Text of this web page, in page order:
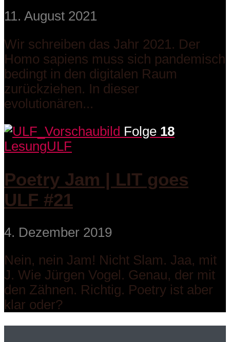
11. August 2021
Wir schreiben das Jahr 2021. Der
Homo sapiens muss sich pandemisch
bedingt in den digitalen Raum
zurückziehen. In dieser
evolutionären...
Folge 18
LesungULF
Poetry Jam | LIT goes
ULF #21
4. Dezember 2019
Nein, nein Jam! Nicht Slam. Jaa, mit
J. Wie Jürgen Vogel. Genau, der mit
den Zähnen. Richtig. Poetry ist aber
klar oder?